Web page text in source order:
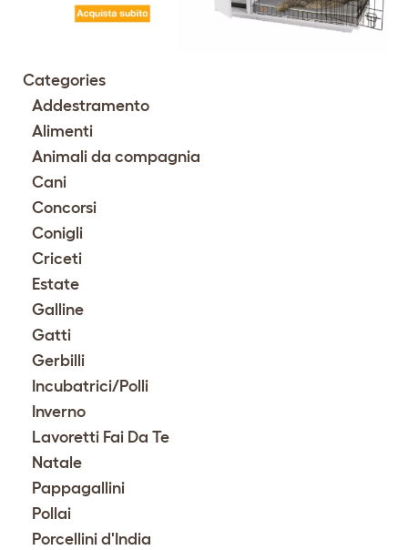
Categories
Addestramento
Alimenti
Animali da compagnia
Cani
Concorsi
Conigli
Criceti
Estate
Galline
Gatti
Gerbilli
Incubatrici/Polli
Inverno
Lavoretti Fai Da Te
Natale
Pappagallini
Pollai
Porcellini d'India